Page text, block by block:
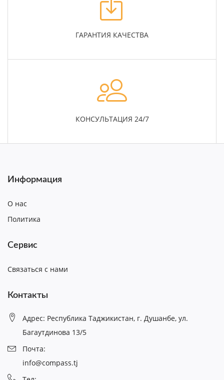
ГАРАНТИЯ КАЧЕСТВА
КОНСУЛЬТАЦИЯ 24/7
Информация
О нас
Политика
Сервис
Связаться с нами
Контакты
Адрес: Республика Таджикистан, г. Душанбе, ул.
Багаутдинова 13/5
Почта:
info@compass.tj